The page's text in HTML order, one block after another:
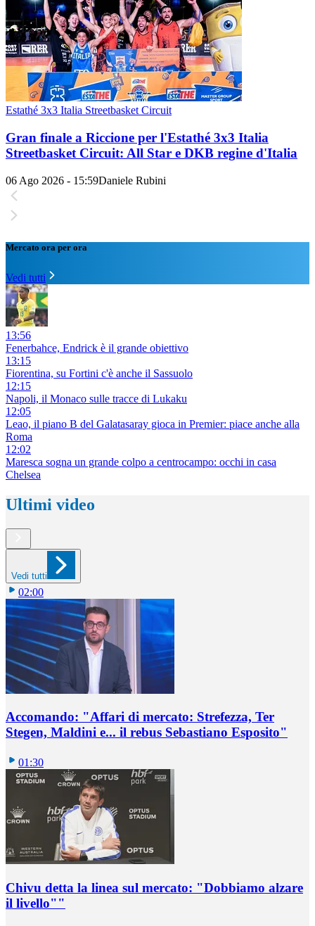
Estathé 3x3 Italia Streetbasket Circuit
Gran finale a Riccione per l'Estathé 3x3 Italia
Streetbasket Circuit: All Star e DKB regine d'Italia
06 Ago 2026 - 15:59Daniele Rubini
Mercato ora per ora
Vedi tutti
13:56
Fenerbahce, Endrick è il grande obiettivo
13:15
Fiorentina, su Fortini c'è anche il Sassuolo
12:15
Napoli, il Monaco sulle tracce di Lukaku
12:05
Leao, il piano B del Galatasaray gioca in Premier: piace anche alla
Roma
12:02
Maresca sogna un grande colpo a centrocampo: occhi in casa
Chelsea
Ultimi video
Vedi tutti
02:00
Accomando: "Affari di mercato: Strefezza, Ter
Stegen, Maldini e... il rebus Sebastiano Esposito"
01:30
Chivu detta la linea sul mercato: "Dobbiamo alzare
il livello""